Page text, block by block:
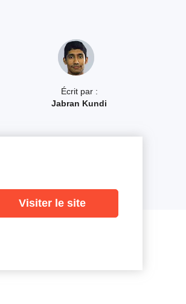
Écrit par :
Jabran Kundi
Visiter le site